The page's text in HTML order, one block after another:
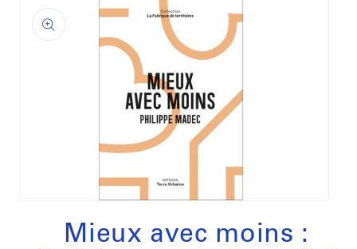
information
Mieux avec moins :